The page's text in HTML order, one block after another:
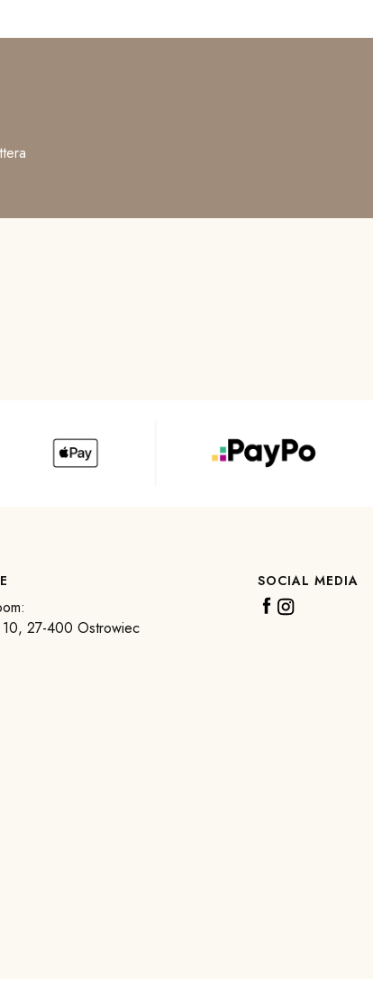
27-400 Ostrowiec
SOCIAL MEDIA